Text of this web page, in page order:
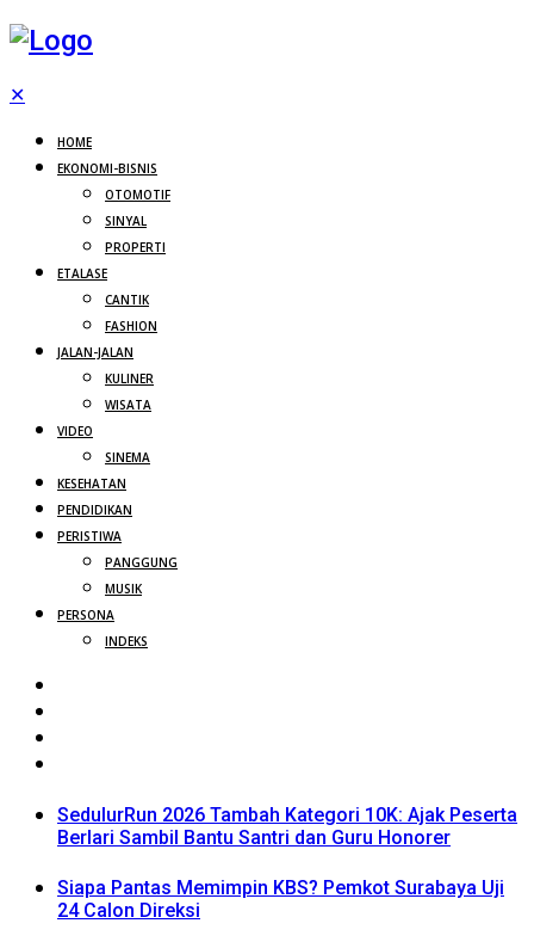
✕
HOME
EKONOMI-BISNIS
OTOMOTIF
SINYAL
PROPERTI
ETALASE
CANTIK
FASHION
JALAN-JALAN
KULINER
WISATA
VIDEO
SINEMA
KESEHATAN
PENDIDIKAN
PERISTIWA
PANGGUNG
MUSIK
PERSONA
INDEKS
SedulurRun 2026 Tambah Kategori 10K: Ajak Peserta
Berlari Sambil Bantu Santri dan Guru Honorer
Siapa Pantas Memimpin KBS? Pemkot Surabaya Uji
24 Calon Direksi